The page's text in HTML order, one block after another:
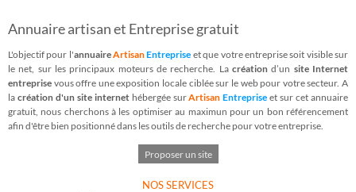
Annuaire artisan et Entreprise gratuit
L'objectif pour l'annuaireArtisanEntreprise et que votre entreprise soit visible sur
le net, sur les principaux moteurs de recherche. La création d’un site Internet
entreprise vous offre une exposition locale ciblée sur le web pour votre secteur. A
la création d'un site internet hébergée surArtisan Entreprise et sur cet annuaire
gratuit, nous cherchons à les optimiser au maximun pour un bon référencement
afin d'être bien positionné dans les outils de recherche pour votre entreprise.
Proposer un site
NOS SERVICES